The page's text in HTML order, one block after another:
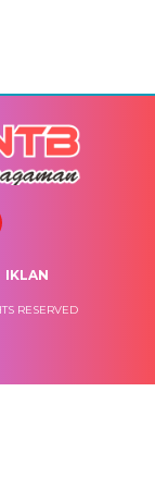
IKLAN
RESERVED